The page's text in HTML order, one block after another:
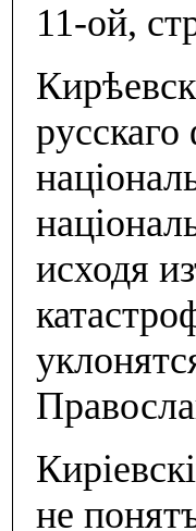
11-ой,
исходя
не